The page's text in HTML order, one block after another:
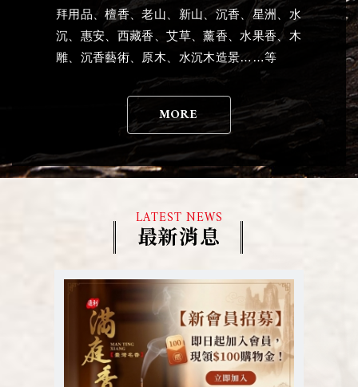
拜用品、檀香、老山、新山、沉香、星洲、水
沉、惠安、西藏香、艾草、薰香、水果香、木
雕、沉香藝術、原木、水沉木造景……等
MORE
LATEST NEWS
最新消息